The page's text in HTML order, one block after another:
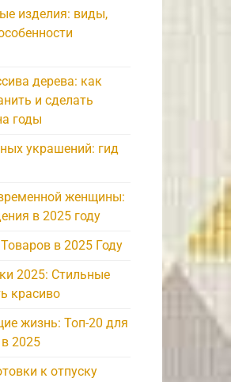
изделия: виды,
дерева: как
и сделать
годы
украшений: гид
женщины:
в 2025 году
в 2025 Году
2025: Стильные
красиво
жизнь: Топ-20 для
2025
к отпуску